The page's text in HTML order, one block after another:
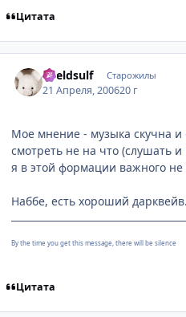
Цитата
Kveldsulf Старожилы
21 Апреля, 200620 г
Мое мнение - музыка скучна и
смотреть не на что (слушать
я в этой формации важного не
Наббе, есть хороший
By the time you get this message, there will be silence
Цитата